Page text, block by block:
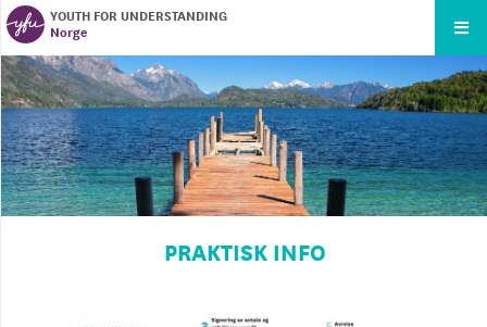
YOUTH FOR UNDERSTANDING
Norge
PRAKTISK INFO